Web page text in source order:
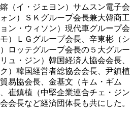
（イ・ジェヨン）サムスン電子会
ン）ＳＫグループ会長兼大韓商工
ン・ウィソン）現代車グループ会
）ＬＧグループ会長、辛東彬（シ
ロッテグループ会長の５大グルー
ュ・ジン）韓国経済人協会会長、
）韓国経営者総協会会長、尹鎮植
易協会長、金基文（キム・ギム
崔鎮植（中堅企業連合チェ・ジン
会長など経済団体長も共にした。